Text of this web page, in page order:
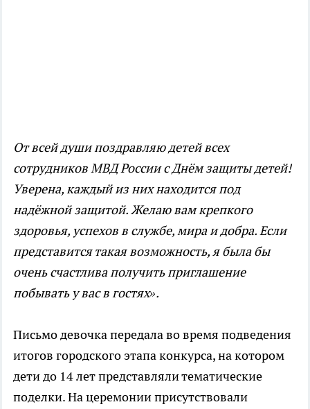
От всей души поздравляю детей всех
сотрудников МВД России с Днём защиты детей!
Уверена, каждый из них находится под
надёжной защитой. Желаю вам крепкого
здоровья, успехов в службе, мира и добра. Если
представится такая возможность, я была бы
очень счастлива получить приглашение
побывать у вас в гостях».
Письмо девочка передала во время подведения
итогов городского этапа конкурса, на котором
дети до 14 лет представляли тематические
поделки. На церемонии присутствовали